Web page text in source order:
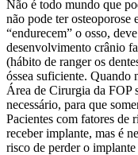
Não é todo mundo que
não pode ter osteoporose
“endurecem” o osso,
desenvolvimento crânio
(hábito de ranger os
óssea suficiente. Quando
Área de Cirurgia da FOP
necessário, para que
Pacientes com fatores de
receber implante, mas é
risco de perder o implante